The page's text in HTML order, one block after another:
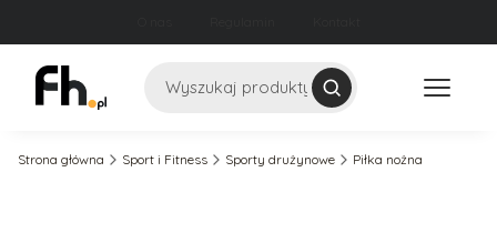
Szukaj
Strona główna Sport i Fitness Sporty drużynowe Piłka nożna